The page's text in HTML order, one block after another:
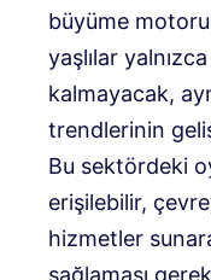
büyüme
yaşlılar
kalmayacak,
trendlerinin
Bu sektördeki
erişilebilir,
hizmetler